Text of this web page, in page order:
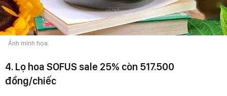
Ảnh minh họa.
4. Lọ hoa SOFUS sale 25% còn 517.500
đồng/chiếc